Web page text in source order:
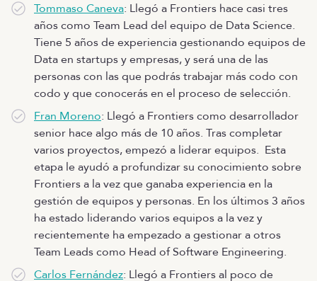
Tommaso Caneva: ​​Llegó a Frontiers hace casi tres
años como Team Lead del equipo de Data Science.
Tiene 5 años de experiencia gestionando equipos de
Data en startups y empresas, y será una de las
personas con las que podrás trabajar más codo con
codo y que conocerás en el proceso de selección.
Fran Moreno: Llegó a Frontiers como desarrollador
senior hace algo más de 10 años. Tras completar
varios proyectos, empezó a liderar equipos. Esta
etapa le ayudó a profundizar su conocimiento sobre
Frontiers a la vez que ganaba experiencia en la
gestión de equipos y personas. En los últimos 3 años
ha estado liderando varios equipos a la vez y
recientemente ha empezado a gestionar a otros
Team Leads como Head of Software Engineering.
Carlos Fernández: Llegó a Frontiers al poco de